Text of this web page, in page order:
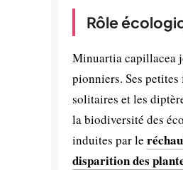
Rôle
Minuartia capillacea
pionniers. Ses
solitaires et les
la biodiversité des
induites par le
disparition des